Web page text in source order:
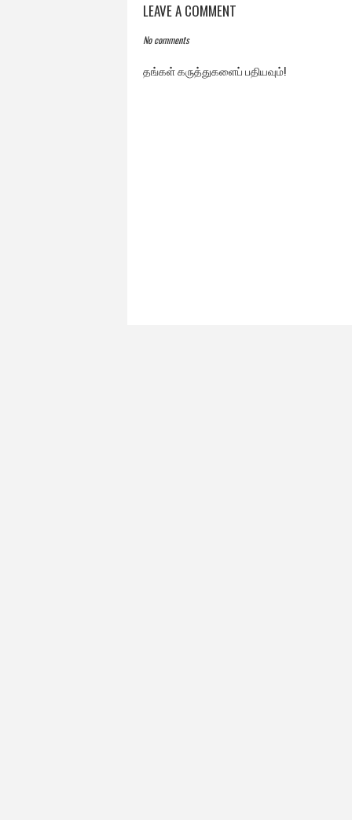
LEAVE A COMMENT
No comments
தங்கள் கருத்துகளைப் பதியவும்!